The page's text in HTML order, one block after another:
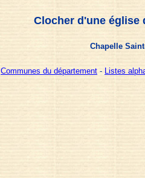
Clocher d'une église
Chapelle
Communes du département - Listes